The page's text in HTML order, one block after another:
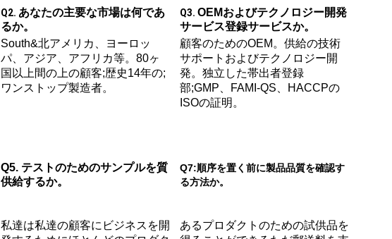
Q2. あなたの主要な市場は何であ
るか。
South&北アメリカ、ヨーロッ
パ、アジア、アフリカ等。80ヶ
国以上間の上の顧客;歴史14年の;
ワンストップ製造者。
Q3. OEMおよびテクノロジー開発
サービス登録サービスか。
顧客のためのOEM。供給の技術
サポートおよびテクノロジー開
発。独立した帯出者登録
部;GMP、FAMI-QS、HACCPの
ISOの証明。
Q5. テストのためのサンプルを質
供給するか。
私達は私達の顧客にビジネスを開
Q7:順序を置く前に製品品質を確認す
る方法か。
あるプロダクトのための試供品を